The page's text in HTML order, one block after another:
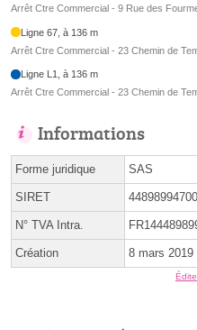
Arrêt Ctre Commercial - 9 Rue des
Ligne 67, à 136 m
Arrêt Ctre Commercial - 23 Chemin de
Ligne L1, à 136 m
Arrêt Ctre Commercial - 23 Chemin de
Informations
Forme juridique SAS
SIRET
N° TVA Intra.
Création 8 mars 2019